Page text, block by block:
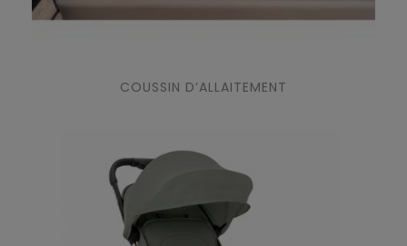
COUSSIN D’ALLAITEMENT